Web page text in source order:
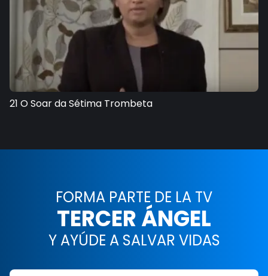
21 O Soar da Sétima Trombeta
FORMA PARTE DE LA TV
TERCER ÁNGEL
Y AYÚDE A SALVAR VIDAS